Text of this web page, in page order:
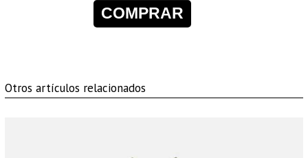
COMPRAR
Otros artículos relacionados